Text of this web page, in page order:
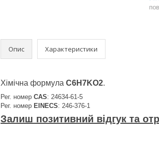
Опис Характеристики
Хімічна формула C6H7KO2.
Рег. номер CAS: 24634-61-5
Рег. номер EINECS: 246-376-1
Залиш позитивний відгук та